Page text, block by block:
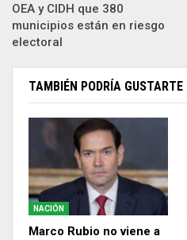
OEA y CIDH que 380
municipios están en riesgo
electoral
TAMBIÉN PODRÍA GUSTARTE
NACIÓN
Marco Rubio no viene a